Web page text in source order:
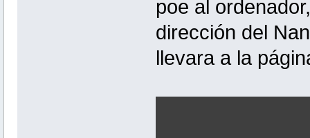
poe al
dirección del
llevara a la